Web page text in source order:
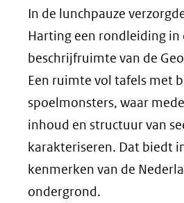
In de lunchpauze
Harting een rondleiding in
beschrijfruimte van de
Een ruimte vol tafels met
spoelmonsters, waar
inhoud en structuur van
karakteriseren. Dat biedt
kenmerken van de
ondergrond.